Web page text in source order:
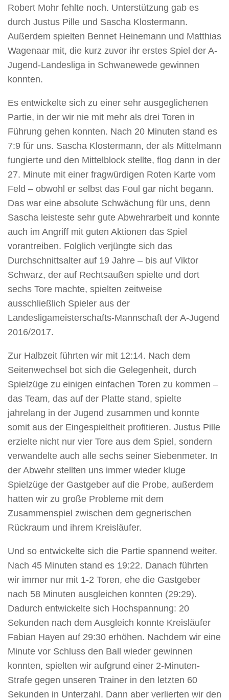
Robert Mohr fehlte noch. Unterstützung gab es
durch Justus Pille und Sascha Klostermann.
Außerdem spielten Bennet Heinemann und Matthias
Wagenaar mit, die kurz zuvor ihr erstes Spiel der A-
Jugend-Landesliga in Schwanewede gewinnen
konnten.
Es entwickelte sich zu einer sehr ausgeglichenen
Partie, in der wir nie mit mehr als drei Toren in
Führung gehen konnten. Nach 20 Minuten stand es
7:9 für uns. Sascha Klostermann, der als Mittelmann
fungierte und den Mittelblock stellte, flog dann in der
27. Minute mit einer fragwürdigen Roten Karte vom
Feld – obwohl er selbst das Foul gar nicht begann.
Das war eine absolute Schwächung für uns, denn
Sascha leisteste sehr gute Abwehrarbeit und konnte
auch im Angriff mit guten Aktionen das Spiel
vorantreiben. Folglich verjüngte sich das
Durchschnittsalter auf 19 Jahre – bis auf Viktor
Schwarz, der auf Rechtsaußen spielte und dort
sechs Tore machte, spielten zeitweise
ausschließlich Spieler aus der
Landesligameisterschafts-Mannschaft der A-Jugend
2016/2017.
Zur Halbzeit führten wir mit 12:14. Nach dem
Seitenwechsel bot sich die Gelegenheit, durch
Spielzüge zu einigen einfachen Toren zu kommen –
das Team, das auf der Platte stand, spielte
jahrelang in der Jugend zusammen und konnte
somit aus der Eingespieltheit profitieren. Justus Pille
erzielte nicht nur vier Tore aus dem Spiel, sondern
verwandelte auch alle sechs seiner Siebenmeter. In
der Abwehr stellten uns immer wieder kluge
Spielzüge der Gastgeber auf die Probe, außerdem
hatten wir zu große Probleme mit dem
Zusammenspiel zwischen dem gegnerischen
Rückraum und ihrem Kreisläufer.
Und so entwickelte sich die Partie spannend weiter.
Nach 45 Minuten stand es 19:22. Danach führten
wir immer nur mit 1-2 Toren, ehe die Gastgeber
nach 58 Minuten ausgleichen konnten (29:29).
Dadurch entwickelte sich Hochspannung: 20
Sekunden nach dem Ausgleich konnte Kreisläufer
Fabian Hayen auf 29:30 erhöhen. Nachdem wir eine
Minute vor Schluss den Ball wieder gewinnen
konnten, spielten wir aufgrund einer 2-Minuten-
Strafe gegen unseren Trainer in den letzten 60
Sekunden in Unterzahl. Dann aber verlierten wir den